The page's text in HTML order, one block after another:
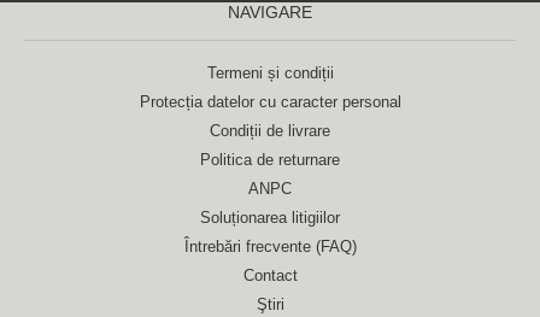
NAVIGARE
Termeni și condiții
Protecția datelor cu caracter personal
Condiții de livrare
Politica de returnare
ANPC
Soluționarea litigiilor
Întrebări frecvente (FAQ)
Contact
Ştiri